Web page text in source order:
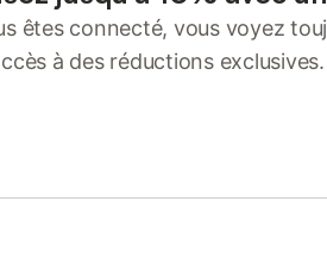
êtes connecté, vous voyez
à des réductions exclusives.